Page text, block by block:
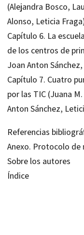
(Alejandra Bosco,
Alonso, Leticia
Capítulo 6. La
de los centros de
Joan Anton
Capítulo 7. Cuatro
por las TIC (Juana
Anton Sánchez,
Referencias
Anexo. Protocolo de
Sobre los autores
Índice